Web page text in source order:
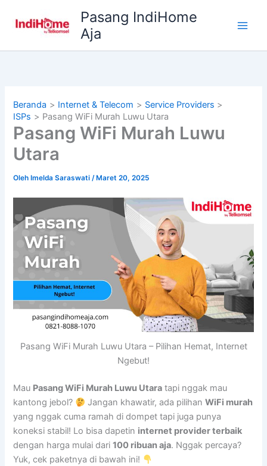
Pasang IndiHome
Aja
Beranda Internet & Telecom
Service Providers
ISPs
Pasang WiFi Murah Luwu Utara
Pasang WiFi Murah Luwu
Utara
Oleh Imelda Saraswati/ Maret 20, 2025
Pasang WiFi Murah Luwu Utara – Pilihan Hemat, Internet
Ngebut!
Mau Pasang WiFi Murah Luwu Utara tapi nggak mau
kantong jebol?
Jangan khawatir, ada pilihanWiFi murah
yang nggak cuma ramah di dompet tapi juga punya
koneksi stabil! Lo bisa dapetin internet provider terbaik
dengan harga mulai dari100 ribuan aja. Nggak percaya?
Yuk, cek paketnya di bawah ini!